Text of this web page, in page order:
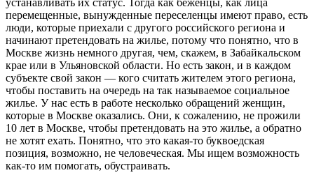
перемещенные, вынужденные переселенцы имеют право, есть
люди, которые приехали с другого российского региона и
начинают претендовать на жилье, потому что понятно, что в
Москве жизнь немного другая, чем, скажем, в Забайкальском
крае или в Ульяновской области. Но есть закон, и в каждом
субъекте свой закон — кого считать жителем этого региона,
чтобы поставить на очередь на так называемое социальное
жилье. У нас есть в работе несколько обращений женщин,
которые в Москве оказались. Они, к сожалению, не прожили
10 лет в Москве, чтобы претендовать на это жилье, а обратно
не хотят ехать. Понятно, что это какая-то буквоедская
позиция, возможно, не человеческая. Мы ищем возможность
как-то им помогать, обустраивать.